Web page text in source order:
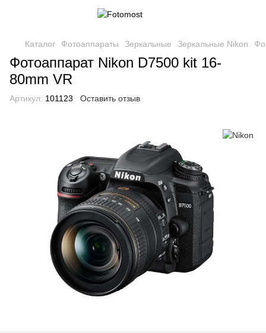
Каталог Фотоаппараты Зеркальные Зеркальные Nikon
Фотоаппарат Nikon D7500 kit 16-
80mm VR
Артикул: 101123 Оставить отзыв